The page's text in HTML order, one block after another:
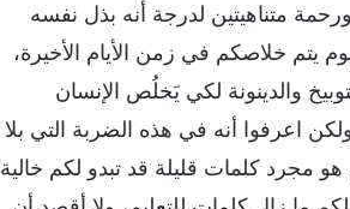
متناهيتين لدرجة أنه بذل نفسه
يتم خلاصكم في زمن الأيام الأخيرة،
والدينونة لكي يَخلُص الإنسان
اعرفوا أنه في هذه الضربة التي بلا
مجرد كلمات قليلة قد تبدو لكم خالية